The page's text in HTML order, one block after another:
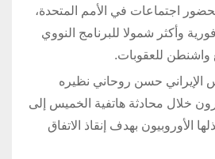
اجتماعات في الأمم المتحدة،
وأكثر شمولا للبرنامج النووي
واشنطن للعقوبات.
الإيراني حسن روحاني نظيره
خلال محادثة هاتفية الخميس إلى
الأوروبيون بهدف إنقاذ الاتفاق